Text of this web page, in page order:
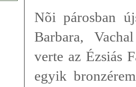
Nõi párosban
Barbara,
verte az Ézsiás
egyik